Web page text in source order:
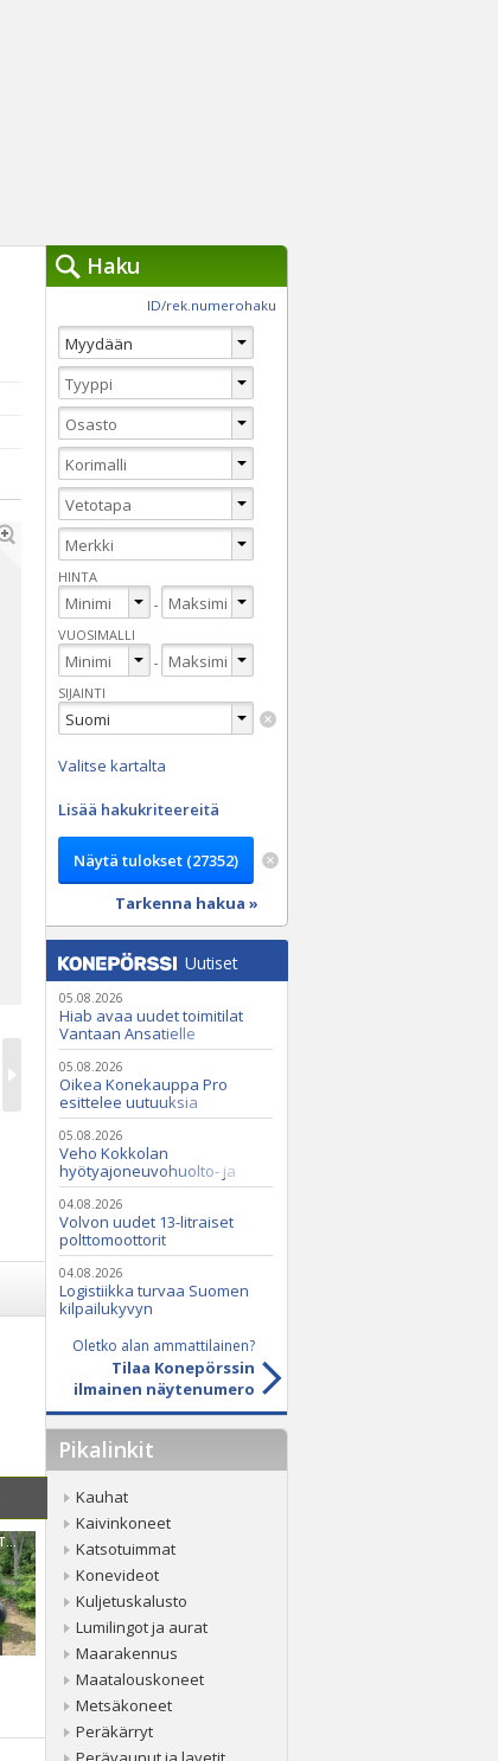
Massey Ferguson TEF-20 Diesel
Haku
ID/rek.numerohaku
HINTA
-
VUOSIMALLI
-
SIJAINTI
Valitse kartalta
Lisää hakukriteereitä
Tarkenna hakua »
Uutiset
05.08.2026
Hiab avaa uudet toimitilat
Vantaan Ansatielle
05.08.2026
Oikea Konekauppa Pro
esittelee uutuuksia
ammattikäyttöön
05.08.2026
Veho Kokkolan
hyötyajoneuvohuolto- ja
varaosatoiminnot Q2 Service
Oy:lle lokakuussa
04.08.2026
Volvon uudet 13-litraiset
polttomoottorit
04.08.2026
Logistiikka turvaa Suomen
kilpailukyvyn
Oletko alan ammattilainen?
Tilaa Konepörssin
ilmainen näytenumero
Pikalinkit
Kauhat
Kaivinkoneet
Katsotuimmat
Konevideot
Kuljetuskalusto
Lumilingot ja aurat
Maarakennus
Maatalouskoneet
Metsäkoneet
Peräkärryt